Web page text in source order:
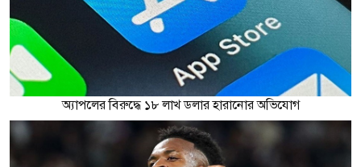
অ্যাপলের বিরুদ্ধে ১৮ লাখ ডলার হারানোর অভিযোগ